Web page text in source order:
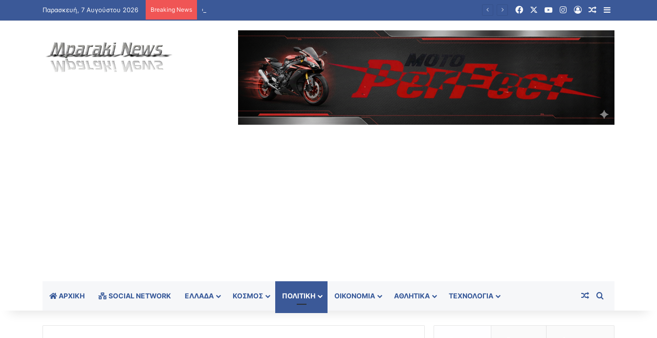
Παρασκευή, 7 Αυγούστου 2026 Breaking News Φωτιά σε κατάστημα στο Παλαιό Φάληρο – Εκκενώνεται προληπτικά πολυκατοικία FacebookYouTubeInstagram
Log InRandom Article
Sidebar
ΑΡΧΙΚΉ SOCIAL NETWORK ΕΛΛΆΔΑ ΚΌΣΜΟΣ ΠΟΛΙΤΙΚΉ ΟΙΚΟΝΟΜΊΑ ΑΘΛΗΤΙΚΆ ΤΕΧΝΟΛΟΓΊΑ Random Article